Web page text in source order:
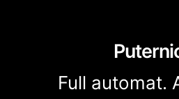
Full automat.